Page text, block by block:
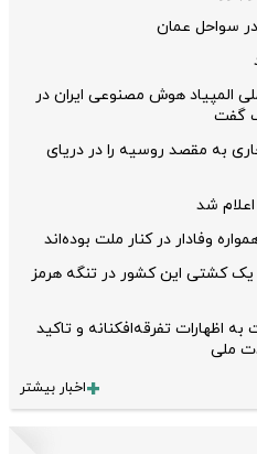
در سواحل عمان
المپیاد هوش مصنوعی ایران در
گفت
به مقصد روسیه را در دریای
شد
وفادار در کنار ملت بوده‌اند
یک کشتی این کشور در تنگه هرمز
اظهارات تفرقه‌افکنانه و تاکید
ملی
اخبار بیشتر